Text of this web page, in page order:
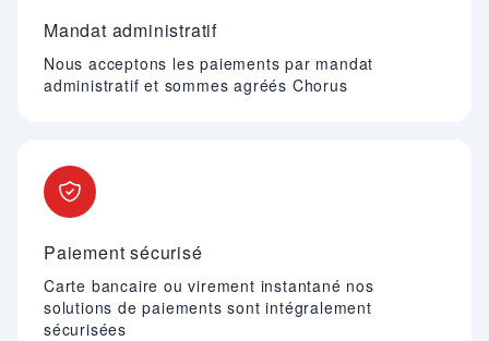
Mandat administratif
Nous acceptons les paiements par mandat
administratif et sommes agréés Chorus
Paiement sécurisé
Carte bancaire ou virement instantané nos
solutions de paiements sont intégralement
sécurisées